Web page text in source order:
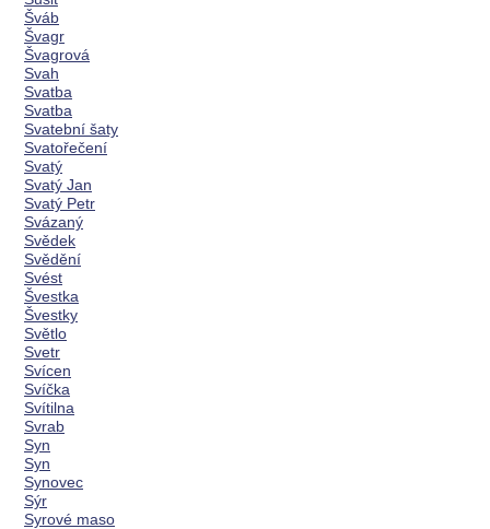
Šváb
Švagr
Švagrová
Svah
Svatba
Svatba
Svatební šaty
Svatořečení
Svatý
Svatý Jan
Svatý Petr
Svázaný
Svědek
Svědění
Svést
Švestka
Švestky
Světlo
Svetr
Svícen
Svíčka
Svítilna
Svrab
Syn
Syn
Synovec
Sýr
Syrové maso